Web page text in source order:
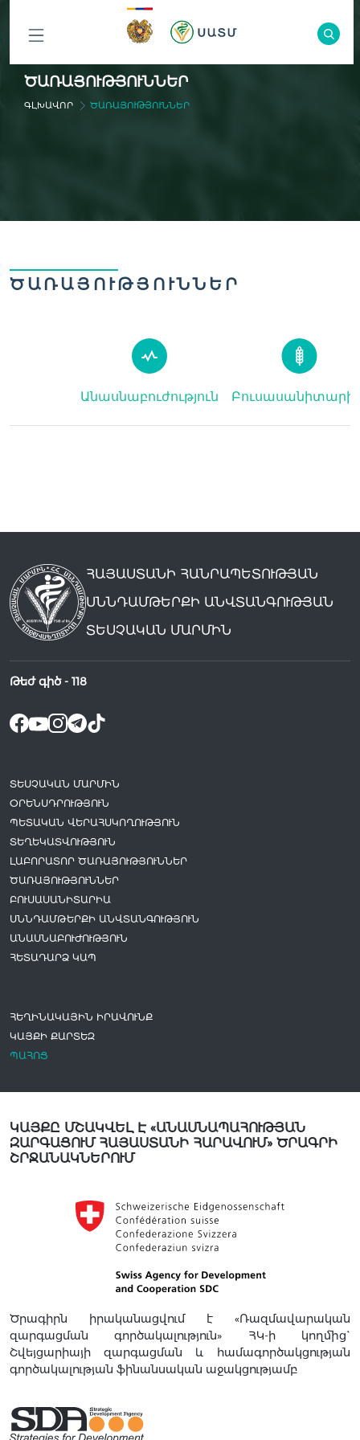
ԲՈԼՈՐ
ԲԱԺԻՆՆԵՐԸ
ԾԱՌԱՅՈՒԹՅՈՒՆՆԵՐ
ԳԼԽԱՎՈՐ ԾԱՌԱՅՈՒԹՅՈՒՆՆԵՐ
ԾԱՌԱՅՈՒԹՅՈՒՆՆԵՐ
Անասնաբուժություն
ՀԱՅԱՍՏԱՆԻ ՀԱՆՐԱՊԵՏՈՒԹՅԱՆ
ՍՆՆԴԱՄԹԵՐՔԻ ԱՆՎՏԱՆԳՈՒԹՅԱՆ
ՏԵՍՉԱԿԱՆ ՄԱՐՄԻՆ
Թեժ գիծ - 118
ՏԵՍՉԱԿԱՆ ՄԱՐՄԻՆ
ՕՐԵՆՍԴՐՈՒԹՅՈՒՆ
ՊԵՏԱԿԱՆ ՎԵՐԱՀՍԿՈՂՈՒԹՅՈՒՆ
ՏԵՂԵԿԱՏՎՈՒԹՅՈՒՆ
ԼԱԲՈՐԱՏՈՐ ԾԱՌԱՅՈՒԹՅՈՒՆՆԵՐ
ԾԱՌԱՅՈՒԹՅՈՒՆՆԵՐ
ԲՈՒՍԱՍԱՆԻՏԱՐԻԱ
ՍՆՆԴԱՄԹԵՐՔԻ ԱՆՎՏԱՆԳՈՒԹՅՈՒՆ
ԱՆԱՍՆԱԲՈՒԺՈՒԹՅՈՒՆ
ՀԵՏԱԴԱՐՁ ԿԱՊ
ՀԵՂԻՆԱԿԱՅԻՆ ԻՐԱՎՈՒՆՔ
ԿԱՅՔԻ ՔԱՐՏԵԶ
ՊԱՀՈՑ
ԿԱՅՔԸ ՄՇԱԿՎԵԼ Է «ԱՆԱՍՆԱՊԱՀՈՒԹՅԱՆ
ԶԱՐԳԱՑՈՒՄ ՀԱՅԱՍՏԱՆԻ ՀԱՐԱՎՈՒՄ» ԾՐԱԳՐԻ
ՇՐՋԱՆԱԿՆԵՐՈՒՄ
Ծրագիրն իրականացվում է «Ռազմավարական
զարգացման գործակալություն» ՀԿ-ի կողմից`
Շվեյցարիայի զարգացման և համագործակցության
գործակալության ֆինանսական աջակցությամբ